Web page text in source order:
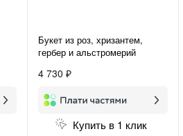
Букет из роз, хризантем,
гербер и альстромерий
4 730 ₽
Купить в 1 клик